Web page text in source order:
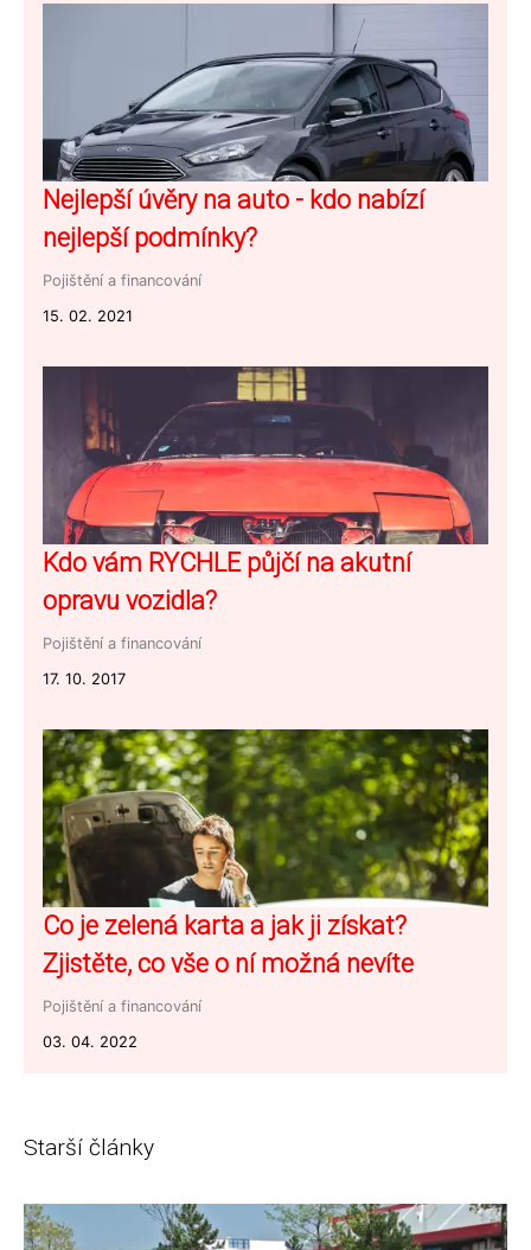
Nejlepší úvěry na auto - kdo nabízí
nejlepší podmínky?
Pojištění a financování
15. 02. 2021
Kdo vám RYCHLE půjčí na akutní
opravu vozidla?
Pojištění a financování
17. 10. 2017
Co je zelená karta a jak ji získat?
Zjistěte, co vše o ní možná nevíte
Pojištění a financování
03. 04. 2022
Starší články